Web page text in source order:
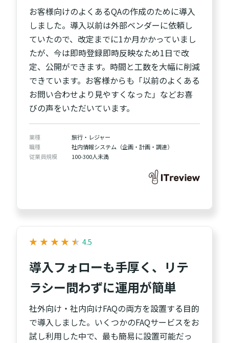
お客様向けのよくあるQAの作成のために導入
しました。導入以前は外部ベンダーに依頼し
ていたので、改定までに1か月かかっていまし
たが、今は即時登録即時反映なため1日で改
定、公開ができます。時間と工数を大幅に削減
できています。お客様からも「以前のよくある
お問い合わせより見やすくなった」などお喜
びの声をいただいています。
業種
旅行・レジャー
職種
社内情報システム（企画・計画・調達）
従業員規模
100-300人未満
★
★ ★
★ ★
★ ★
★ ★
★ 4.5
導入フォローも手厚く、リテ
ラシー問わずに運用が簡単
社外向け・社内向けFAQの両方を設置する目的
で導入しました。いくつかのFAQサービスをお
試し利用した中で、最も簡易に設置可能だっ